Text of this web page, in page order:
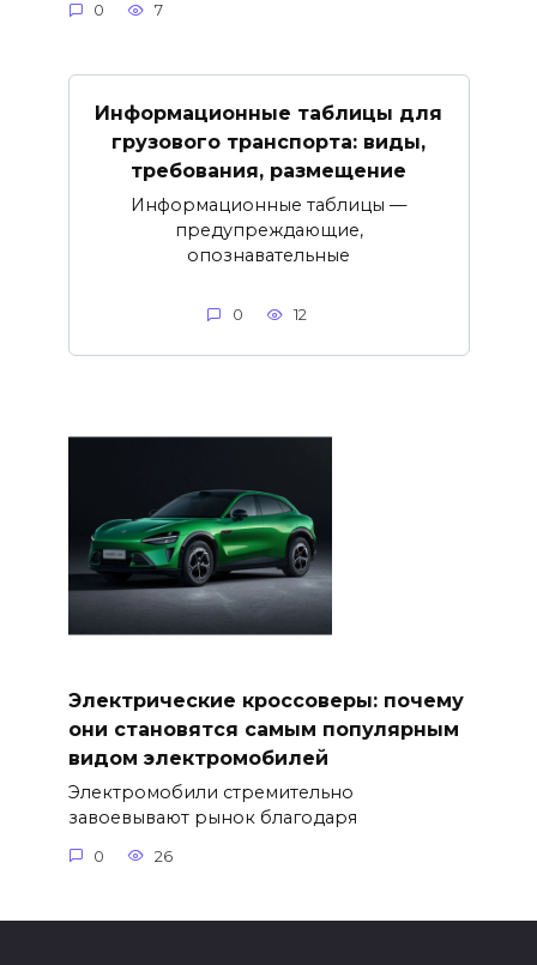
0 7
Информационные таблицы для
грузового транспорта: виды,
требования, размещение
Информационные таблицы —
предупреждающие,
опознавательные
0 12
Электрические кроссоверы: почему
они становятся самым популярным
видом электромобилей
Электромобили стремительно
завоевывают рынок благодаря
0 26